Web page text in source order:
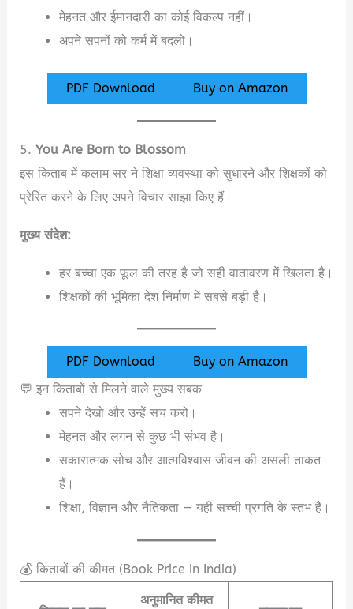
मेहनत और ईमानदारी का कोई विकल्प नहीं।
अपने सपनों को कर्म में बदलो।
PDF Download Buy on Amazon
5.You Are Born to Blossom
इस किताब में कलाम सर ने शिक्षा व्यवस्था को सुधारने और शिक्षकों को
प्रेरित करने के लिए अपने विचार साझा किए हैं।
मुख्य संदेश:
हर बच्चा एक फूल की तरह है जो सही वातावरण में खिलता है।
शिक्षकों की भूमिका देश निर्माण में सबसे बड़ी है।
PDF Download
Buy on Amazon
💬 इन किताबों से मिलने वाले मुख्य सबक
सपने देखो और उन्हें सच करो।
मेहनत और लगन से कुछ भी संभव है।
सकारात्मक सोच और आत्मविश्वास जीवन की असली ताकत
हैं।
शिक्षा, विज्ञान और नैतिकता — यही सच्ची प्रगति के स्तंभ हैं।
💰 किताबों की कीमत (Book Price in India)
अनुमानित कीमत